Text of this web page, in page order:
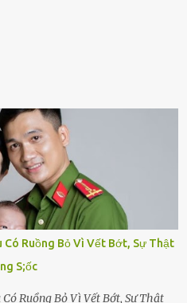
Có Ruồng Bỏ Vì Vết Bớt, Sự Thật
S;ốc
Ruồng Bỏ Vì Vết Bớt, Sự Thật